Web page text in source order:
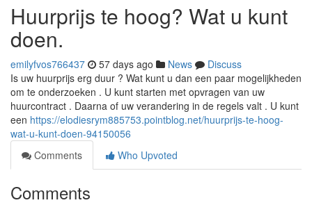
Huurprijs te hoog? Wat u kunt
doen.
emilyfvos766437 57 days ago News
Discuss
Is uw huurprijs erg duur ? Wat kunt u dan een paar mogelijkheden
om te onderzoeken . U kunt starten met opvragen van uw
huurcontract . Daarna of uw verandering in de regels valt . U kunt
een https://elodiesrym885753.pointblog.net/huurprijs-te-hoog-
wat-u-kunt-doen-94150056
Comments
Who Upvoted
Comments